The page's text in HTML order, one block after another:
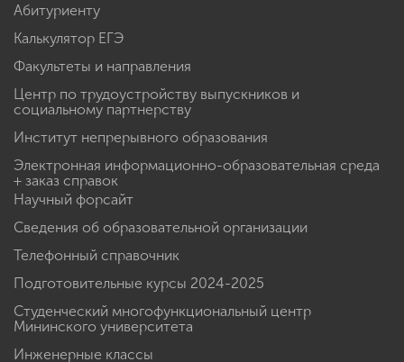
Абитуриенту
Калькулятор ЕГЭ
Факультеты и направления
Центр по трудоустройству выпускников и
социальному партнерству
Институт непрерывного образования
Электронная информационно-образовательная среда
+ заказ справок
Научный форсайт
Сведения об образовательной организации
Телефонный справочник
Подготовительные курсы 2024-2025
Студенческий многофункциональный центр
Мининского университета
Инженерные классы